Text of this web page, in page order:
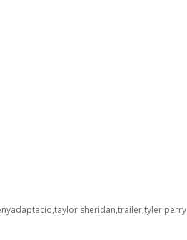
taylor sheridan trailertyler perry